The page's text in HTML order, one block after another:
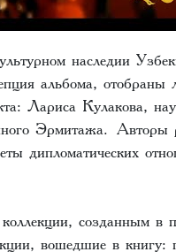
наследии
альбома, отобраны
Лариса Кулакова,
Эрмитажа. Авторы
дипломатических
созданным в
вошедшие в книгу: